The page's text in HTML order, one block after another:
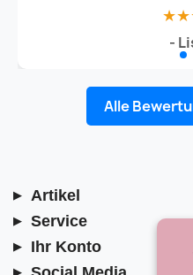
-
Alle
Artikel
Service
Ihr Konto